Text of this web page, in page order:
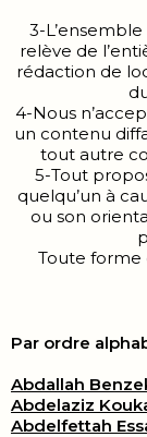
3-
relève de
rédaction de
4-Nous
un contenu
tout autre
5-Tout
quelqu’un à
ou son
Toute forme
Par ordre
Abdallah
Abdelaziz
Abdelfettah